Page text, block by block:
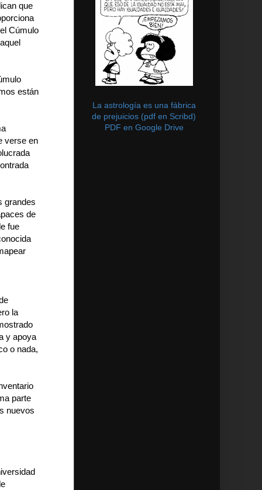
que
Cúmulo
están
verse en
grandes
de
fue
la
y apoya
o nada,
parte
nuevos
La astrología es una fábrica
de prejuicios (pdf en Scribd)
PDF en Google Drive